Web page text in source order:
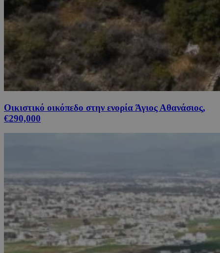
Οικιστικό οικόπεδο στην ενορία Άγιος Αθανάσιος,
€290,000